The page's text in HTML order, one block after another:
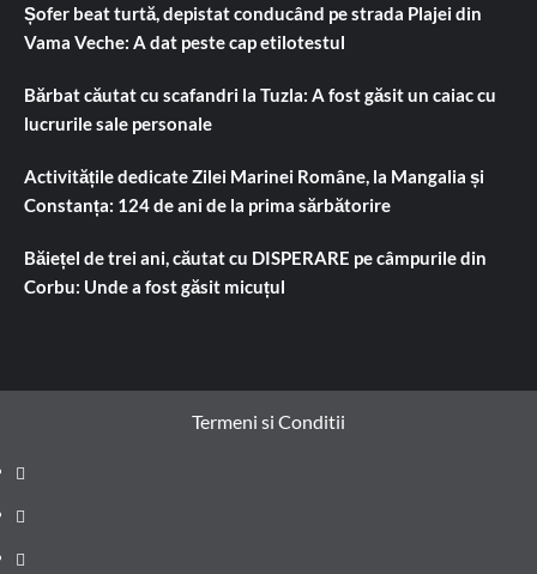
Șofer beat turtă, depistat conducând pe strada Plajei din
Vama Veche: A dat peste cap etilotestul
Bărbat căutat cu scafandri la Tuzla: A fost găsit un caiac cu
lucrurile sale personale
Activitățile dedicate Zilei Marinei Române, la Mangalia și
Constanța: 124 de ani de la prima sărbătorire
Băiețel de trei ani, căutat cu DISPERARE pe câmpurile din
Corbu: Unde a fost găsit micuțul
Termeni si Conditii
Prima
pagină
Știri
de
Administrație